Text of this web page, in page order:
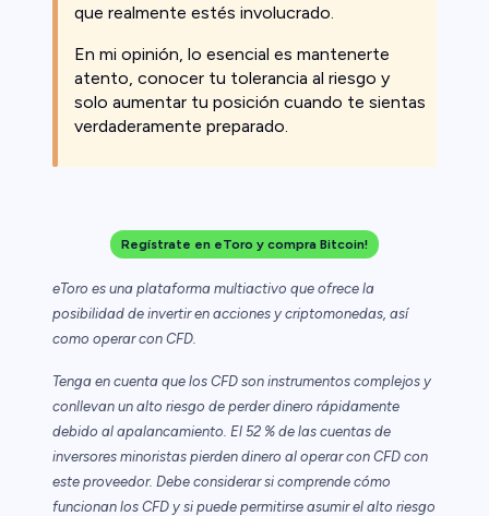
que realmente estés involucrado.
En mi opinión, lo esencial es mantenerte
atento, conocer tu tolerancia al riesgo y
solo aumentar tu posición cuando te sientas
verdaderamente preparado.
Regístrate en eToro y compra Bitcoin!
eToro es una plataforma multiactivo que ofrece la
posibilidad de invertir en acciones y criptomonedas, así
como operar con CFD.
Tenga en cuenta que los CFD son instrumentos complejos y
conllevan un alto riesgo de perder dinero rápidamente
debido al apalancamiento. El 52 % de las cuentas de
inversores minoristas pierden dinero al operar con CFD con
este proveedor. Debe considerar si comprende cómo
funcionan los CFD y si puede permitirse asumir el alto riesgo